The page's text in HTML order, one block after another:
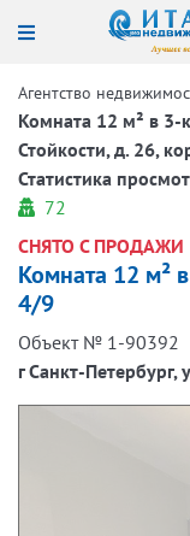
Агентство
Комната 12 м² в 3-
Стойкости, д. 26,
Статистика
72
СНЯТО С ПРОДАЖИ
Комната 12 м²
4/9
Объект № 1-90392
г Санкт-Петербург,